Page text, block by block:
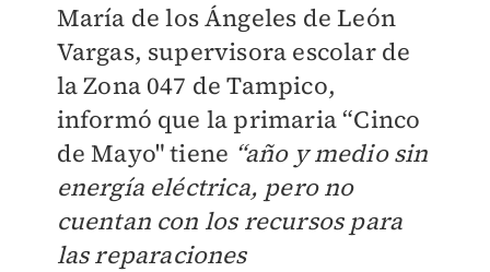
María de los Ángeles de León
Vargas, supervisora escolar de
la Zona 047 de Tampico,
informó que la primaria “Cinco
de Mayo" tiene “año y medio sin
energía eléctrica, pero no
cuentan con los recursos para
las reparaciones